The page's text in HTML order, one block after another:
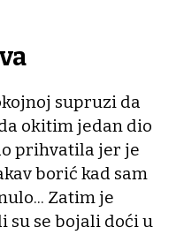
supruzi da
okitim jedan dio
prihvatila jer je
borić kad sam
Zatim je
su se bojali doći u